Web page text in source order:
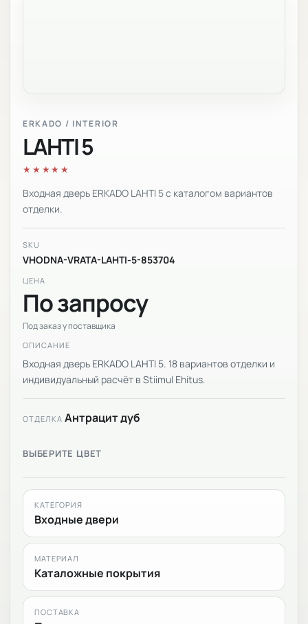
ERKADO / INTERIOR
LAHTI 5
★★★★★
Входная дверь ERKADO LAHTI 5 с каталогом вариантов
отделки.
SKU
VHODNA-VRATA-LAHTI-5-853704
ЦЕНА
По запросу
Под заказ у поставщика
ОПИСАНИЕ
Входная дверь ERKADO LAHTI 5. 18 вариантов отделки и
индивидуальный расчёт в Stiimul Ehitus.
ОТДЕЛКА Антрацит дуб
ВЫБЕРИТЕ ЦВЕТ
КАТЕГОРИЯ
Входные двери
МАТЕРИАЛ
Каталожные покрытия
ПОСТАВКА